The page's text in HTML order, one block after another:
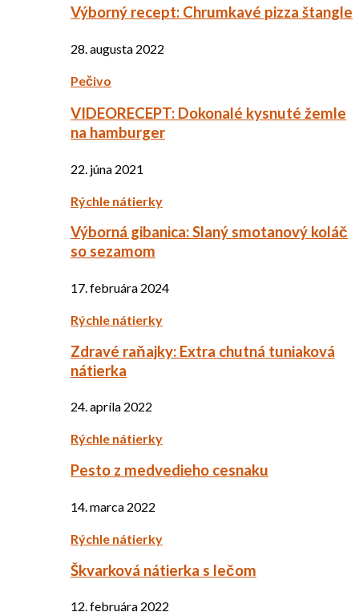
Výborný recept: Chrumkavé pizza štangle
28. augusta 2022
Pečivo
VIDEORECEPT: Dokonalé kysnuté žemle
na hamburger
22. júna 2021
Rýchle nátierky
Výborná gibanica: Slaný smotanový koláč
so sezamom
17. februára 2024
Rýchle nátierky
Zdravé raňajky: Extra chutná tuniaková
nátierka
24. apríla 2022
Rýchle nátierky
Pesto z medvedieho cesnaku
14. marca 2022
Rýchle nátierky
Škvarková nátierka s lečom
12. februára 2022